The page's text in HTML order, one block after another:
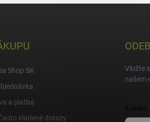
Shop SK
a platba
kladené dotazy
Vložte
našem